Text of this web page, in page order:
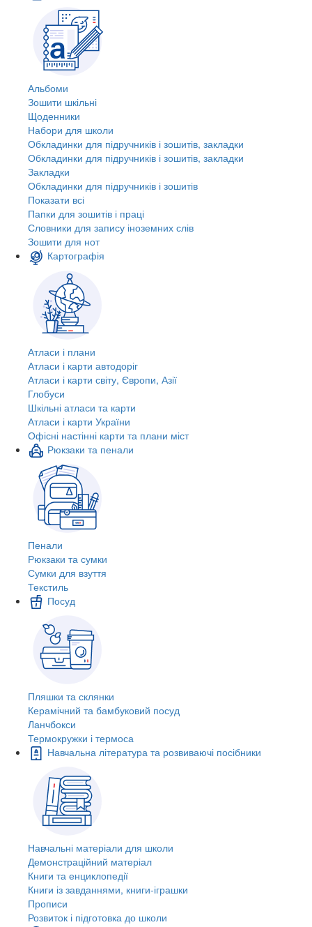
Альбоми
Зошити шкільні
Щоденники
Набори для школи
Обкладинки для підручників і зошитів, закладки
Обкладинки для підручників і зошитів, закладки
Закладки
Обкладинки для підручників і зошитів
Показати всі
Папки для зошитів і праці
Словники для запису іноземних слів
Зошити для нот
Картографія
Атласи і плани
Атласи і карти автодоріг
Атласи і карти світу, Європи, Азії
Глобуси
Шкільні атласи та карти
Атласи і карти України
Офісні настінні карти та плани міст
Рюкзаки та пенали
Пенали
Рюкзаки та сумки
Сумки для взуття
Текстиль
Посуд
Пляшки та склянки
Керамічний та бамбуковий посуд
Ланчбокси
Термокружки і термоса
Навчальна література та розвиваючі посібники
Навчальні матеріали для школи
Демонстраційний матеріал
Книги та енциклопедії
Книги із завданнями, книги-іграшки
Прописи
Розвиток і підготовка до школи